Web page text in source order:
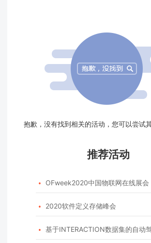
抱歉，没有找到相关的活动，您可以尝试
推荐活动
 OFweek2020中国物联网在线展会
 2020软件定义存储峰会
 基于INTERACTION数据集的自动驾驶预测